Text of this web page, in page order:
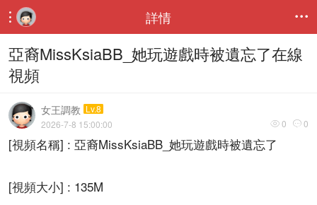
 詳情 
亞裔MissKsiaBB_她玩遊戲時被遺忘了在線
視頻
女王調教 Lv.8
 0  0
2026-7-8 15:00:00
[視頻名稱] : 亞裔MissKsiaBB_她玩遊戲時被遺忘了
[視頻大小] : 135M